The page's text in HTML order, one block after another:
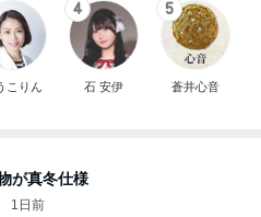
こりん
4
石 安伊
5
蒼井心音
が真冬仕様
1日前